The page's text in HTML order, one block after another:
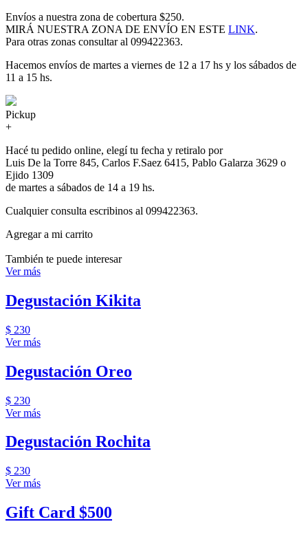
Envíos a nuestra zona de cobertura $250.
MIRÁ NUESTRA ZONA DE ENVÍO EN ESTE LINK.
Para otras zonas consultar al 099422363.
Hacemos envíos de martes a viernes de 12 a 17 hs y los sábados de
11 a 15 hs.
Pickup
+
Hacé tu pedido online, elegí tu fecha y retiralo por
Luis De la Torre 845, Carlos F.Saez 6415, Pablo Galarza 3629 o
Ejido 1309
de martes a sábados de 14 a 19 hs.
Cualquier consulta escribinos al 099422363.
Agregar a mi carrito
También te puede interesar
Ver más
Degustación Kikita
$ 230
Ver más
Degustación Oreo
$ 230
Ver más
Degustación Rochita
$ 230
Ver más
Gift Card $500